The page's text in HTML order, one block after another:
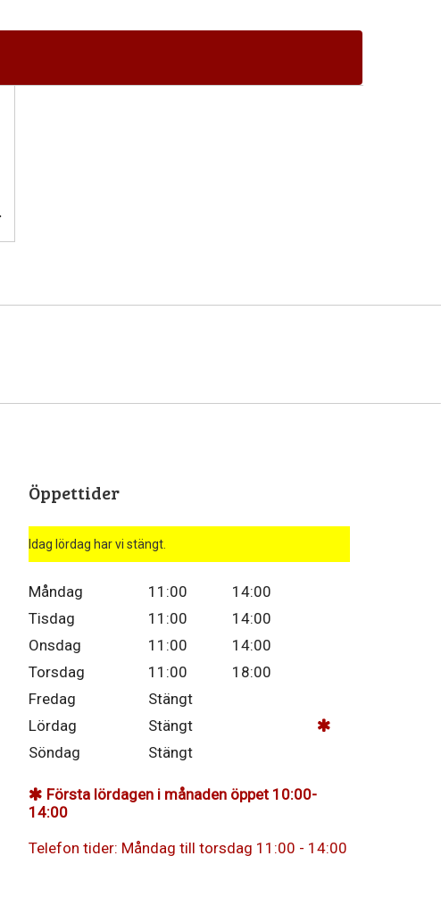
Öppettider
Idag lördag har vi stängt.
Måndag 11:00
14:00
Tisdag
11:00
14:00
Onsdag
11:00
14:00
Torsdag
11:00
18:00
Fredag
Stängt
Lördag
Stängt
Söndag
Stängt
Första lördagen i månaden öppet 10:00-
14:00
Telefon tider: Måndag till torsdag 11:00 - 14:00